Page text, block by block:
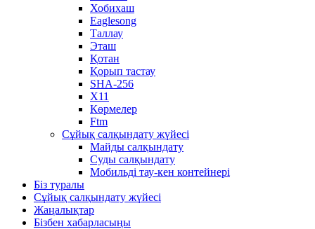
Хобихаш
Eaglesong
Таллау
Эташ
Қотан
Қорып тастау
SHA-256
X11
Көрмелер
Ftm
Сұйық салқындату жүйесі
Майды салқындату
Суды салқындату
Мобильді тау-кен контейнері
Біз туралы
Сұйық салқындату жүйесі
Жаңалықтар
Бізбен хабарласыңы